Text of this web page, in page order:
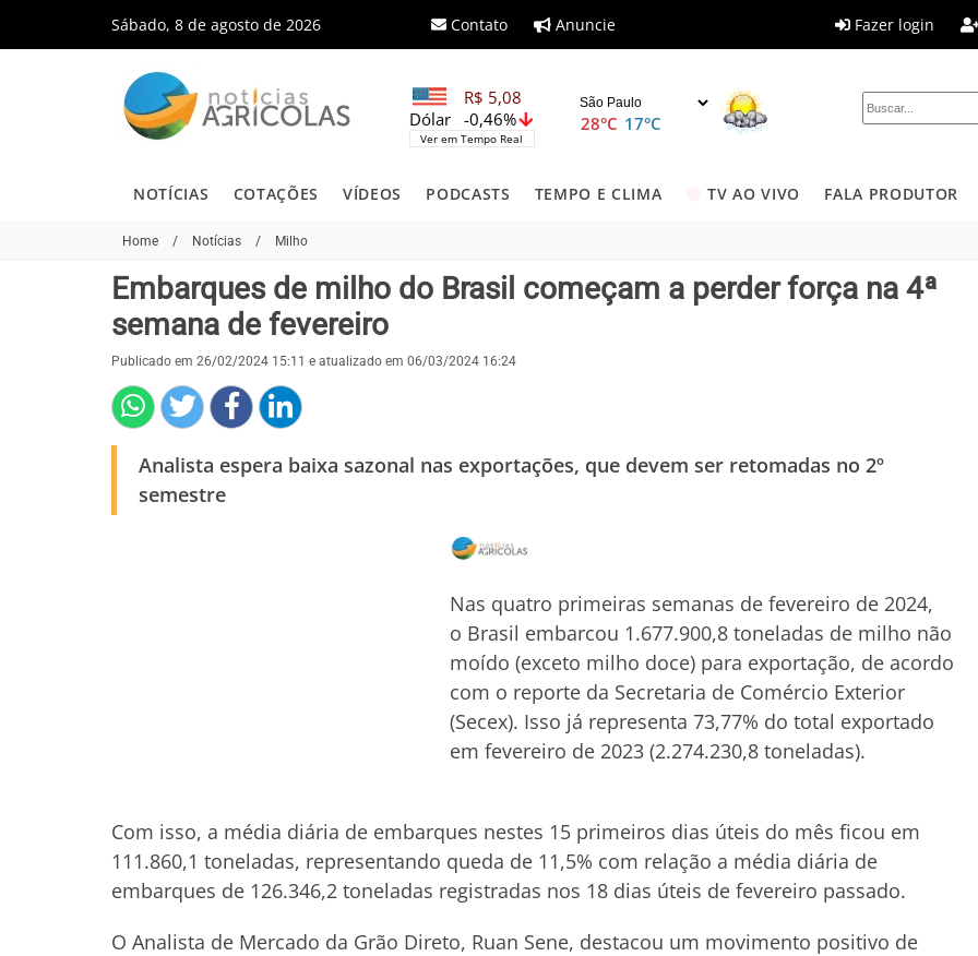
Sábado, 8 de agosto de 2026 Contato Anuncie Fazer login
R$ 5,08
-0,46%
Dólar
Ver em Tempo Real
28°C 17°C
NOTÍCIAS COTAÇÕES VÍDEOS PODCASTS TEMPO E CLIMA TV AO VIVO FALA PRODUTOR
Home / Notícias / Milho
Embarques de milho do Brasil começam a perder força na 4ª
semana de fevereiro
Publicado em 26/02/2024 15:11 e atualizado em 06/03/2024 16:24
Analista espera baixa sazonal nas exportações, que devem ser retomadas no 2º
semestre
Nas quatro primeiras semanas de fevereiro de 2024,
o Brasil embarcou 1.677.900,8 toneladas de milho não
moído (exceto milho doce) para exportação, de acordo
com o reporte da Secretaria de Comércio Exterior
(Secex). Isso já representa 73,77% do total exportado
em fevereiro de 2023 (2.274.230,8 toneladas).
Com isso, a média diária de embarques nestes 15 primeiros dias úteis do mês ficou em
111.860,1 toneladas, representando queda de 11,5% com relação a média diária de
embarques de 126.346,2 toneladas registradas nos 18 dias úteis de fevereiro passado.
O Analista de Mercado da Grão Direto, Ruan Sene, destacou um movimento positivo de